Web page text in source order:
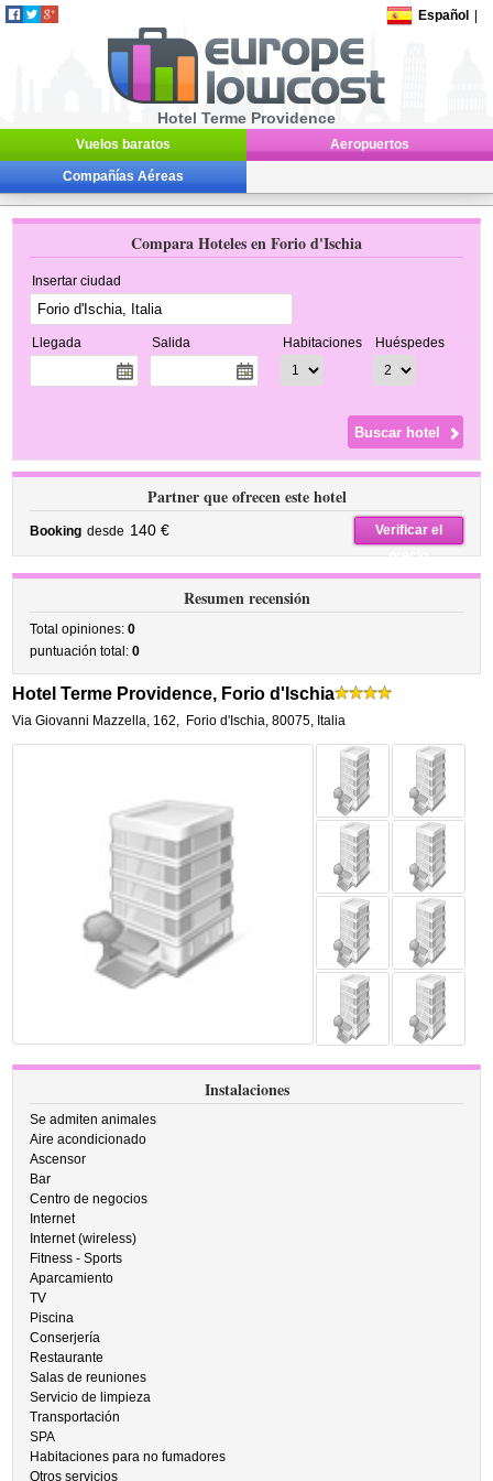
Español
Hotel Terme Providence
Vuelos baratos Aeropuertos
Compañías Aéreas
Compara Hoteles en Forio d'Ischia
Insertar ciudad
Llegada Salida Habitaciones Huéspedes
Partner que ofrecen este hotel
Booking desde 140 €
Verificar el
precio
Resumen recensión
Total opiniones:0
puntuación total:0
Hotel Terme Providence, Forio d'Ischia
Via Giovanni Mazzella, 162, Forio d'Ischia,80075, Italia
Instalaciones
Se admiten animales
Aire acondicionado
Ascensor
Bar
Centro de negocios
Internet
Internet (wireless)
Fitness - Sports
Aparcamiento
TV
Piscina
Conserjería
Restaurante
Salas de reuniones
Servicio de limpieza
Transportación
SPA
Habitaciones para no fumadores
Otros servicios